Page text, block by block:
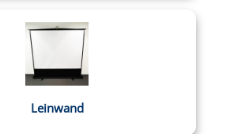
Leinwand